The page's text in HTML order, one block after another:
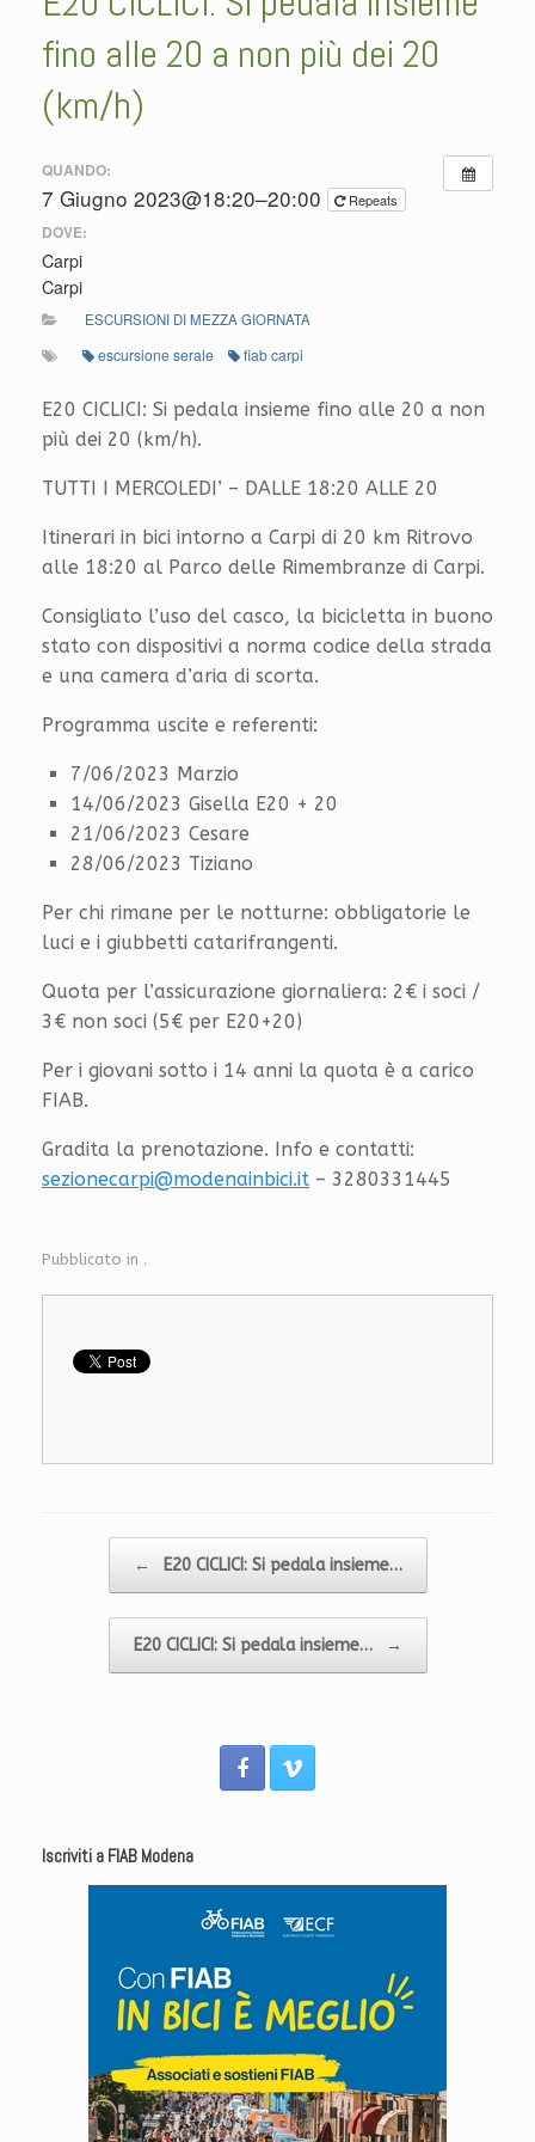
fino alle 20 a non più dei 20
(km/h)
QUANDO:
7 Giugno 2023@18:20–20:00 Repeats
DOVE:
Carpi
Carpi
ESCURSIONI DI MEZZA GIORNATA
escursione serale fiab carpi
E20 CICLICI: Si pedala insieme fino alle 20 a non
più dei 20 (km/h).
TUTTI I MERCOLEDI’ – DALLE 18:20 ALLE 20
Itinerari in bici intorno a Carpi di 20 km Ritrovo
alle 18:20 al Parco delle Rimembranze di Carpi.
Consigliato l’uso del casco, la bicicletta in buono
stato con dispositivi a norma codice della strada
e una camera d’aria di scorta.
Programma uscite e referenti:
7/06/2023 Marzio
14/06/2023 Gisella E20 + 20
21/06/2023 Cesare
28/06/2023 Tiziano
Per chi rimane per le notturne: obbligatorie le
luci e i giubbetti catarifrangenti.
Quota per l’assicurazione giornaliera: 2€ i soci /
3€ non soci (5€ per E20+20)
Per i giovani sotto i 14 anni la quota è a carico
FIAB.
Gradita la prenotazione. Info e contatti:
sezionecarpi@modenainbici.it – 3280331445
Pubblicato in .
←
E20 CICLICI: Si pedala insieme…
E20 CICLICI: Si pedala insieme… →
Iscriviti a FIAB Modena